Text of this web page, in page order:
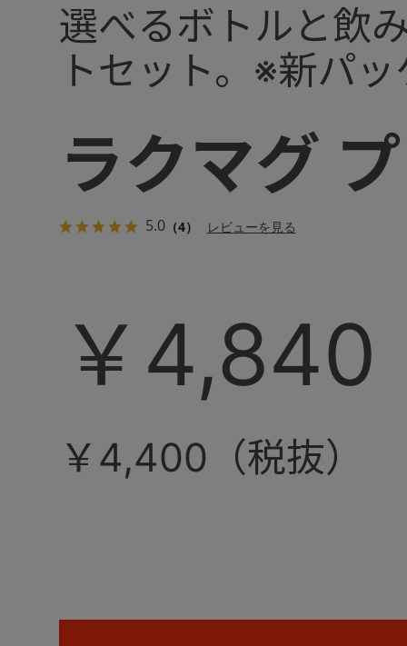
ラクマグ
5.0（4） レビューを見る
選べるボトルと飲
トセット。※新パ
￥4,840
￥4,400（税抜）